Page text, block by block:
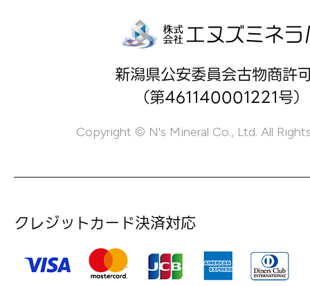
新潟県公安委員会古物商許
（第461140001221号）
Copyright © N's Mineral Co., Ltd. All
クレジットカード決済対応